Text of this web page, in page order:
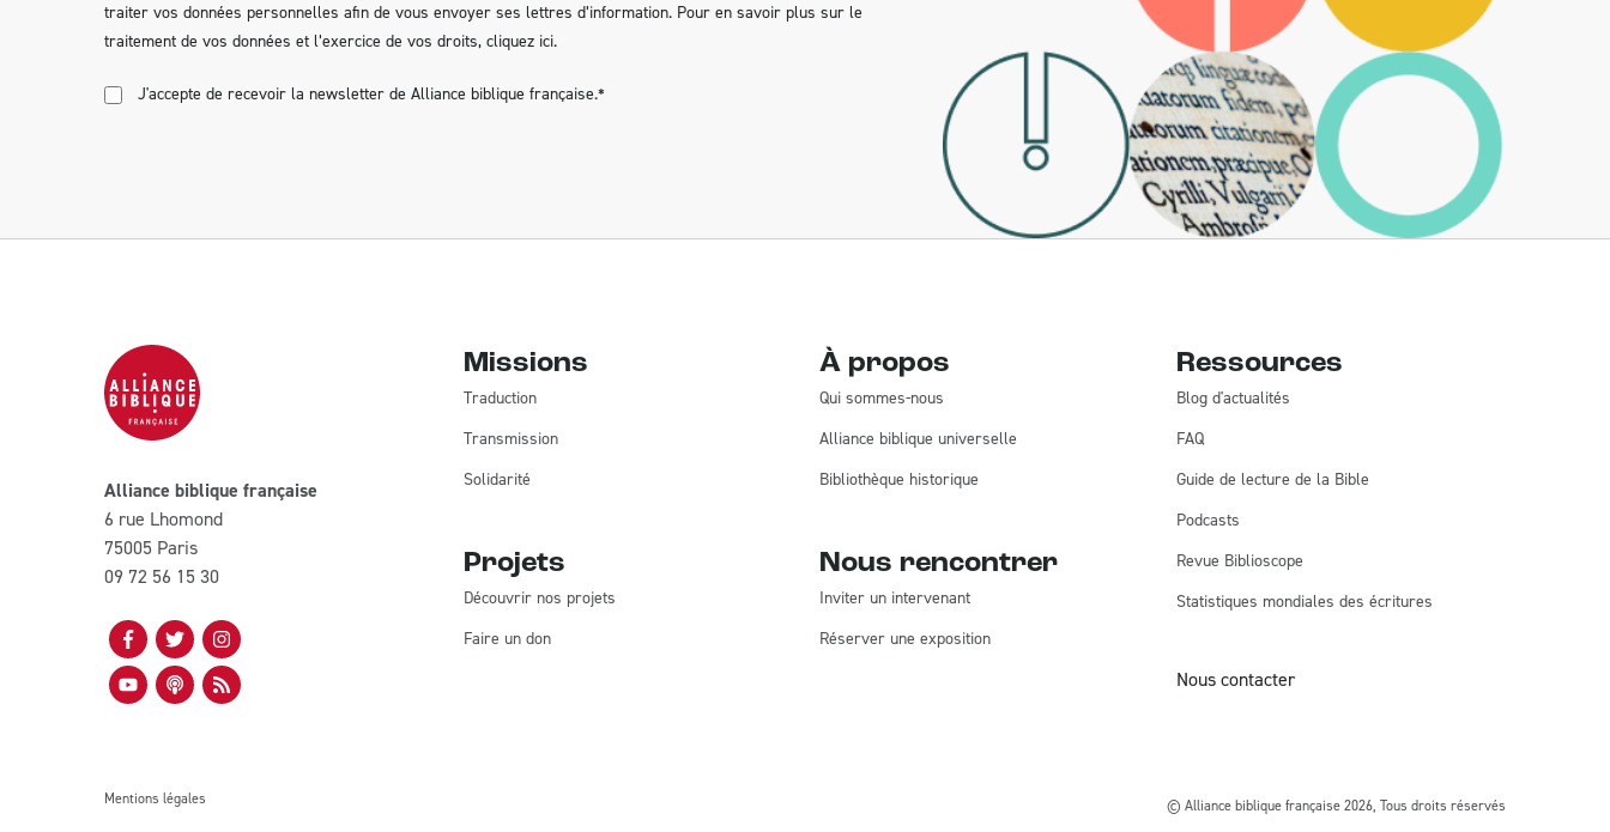
traiter vos données personnelles afin de vous envoyer ses lettres d’information. Pour en savoir plus sur le
traitement de vos données et l’exercice de vos droits, cliquez ici.
J'accepte de recevoir la newsletter de Alliance biblique française.*
Alliance biblique française
6 rue Lhomond
75005 Paris
09 72 56 15 30
Missions
Traduction
Transmission
Solidarité
Projets
Découvrir nos projets
Faire un don
À propos
Qui sommes-nous
Alliance biblique universelle
Bibliothèque historique
Nous rencontrer
Inviter un intervenant
Réserver une exposition
Ressources
Blog d'actualités
FAQ
Guide de lecture de la Bible
Podcasts
Revue Biblioscope
Statistiques mondiales des écritures
Nous contacter
Mentions légales © Alliance biblique française 2026, Tous droits réservés